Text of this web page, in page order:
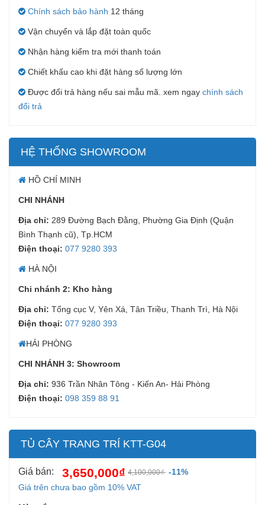
Tủ cây trang trí KTT-G04: Thiết kế
phù hợp với mọi loại không gian
khác nhau
nổi trội hơn so với các dòng sản phẩm khác trên thị
trường. Dựa vào nhu cầu của người sử dụng, nhà thiết
kế đã cho ra mắt dòng tủ này cách đây không lâu.
Tuy nhiên, tủ được mọi người đánh giá rất cao.
Chính sách bảo hành 12 tháng
Vận chuyển và lắp đặt toàn quốc
Nhận hàng kiểm tra mới thanh toán
Chiết khấu cao khi đặt hàng số lượng lớn
Được đổi trả hàng nếu sai mẫu mã. xem ngay chính sách
đổi trả
HỆ THỐNG SHOWROOM
HỒ CHÍ MINH
CHI NHÁNH
Địa chỉ: 289 Đường Bạch Đằng, Phường Gia Định (Quận
Bình Thạnh cũ), Tp.HCM
Điện thoại: 077 9280 393
HÀ NỘI
Chi nhánh 2: Kho hàng
Địa chỉ: Tổng cục V, Yên Xá, Tân Triều, Thanh Trì, Hà Nội
Điện thoại: 077 9280 393
HẢI PHÒNG
CHI NHÁNH 3: Showroom
Địa chỉ: 936 Trần Nhân Tông - Kiến An- Hải Phòng
Điện thoại: 098 359 88 91
TỦ CÂY TRANG TRÍ KTT-G04
Giá bán: 3,650,000₫ 4,100,000₫ -11%
Giá trên chưa bao gồm 10% VAT